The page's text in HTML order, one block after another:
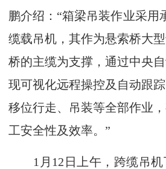
鹏介绍：“箱梁吊装作业采用
缆载吊机，其作为悬索桥大
桥的主缆为支撑，通过中央
现可视化远程操控及自动跟
移位行走、吊装等全部作业
工安全性及效率。”
1月12日上午，跨缆吊机